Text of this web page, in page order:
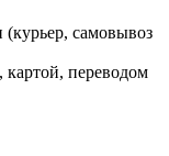
самовывоз
переводом